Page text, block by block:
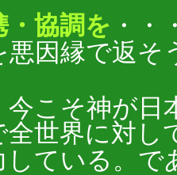
協調を ・
悪因縁で返
今こそ神が
全世界に対
している。